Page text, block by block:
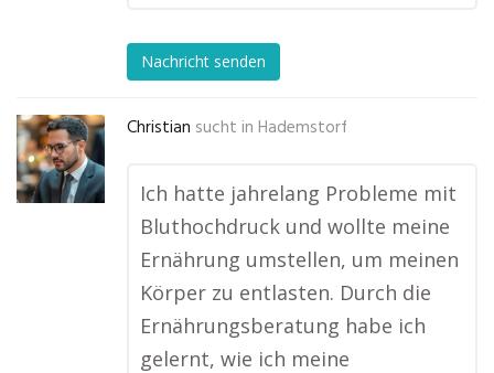
Nachricht senden
Christian sucht in Hademstorf
Ich hatte jahrelang Probleme mit
Bluthochdruck und wollte meine
Ernährung umstellen, um meinen
Körper zu entlasten. Durch die
Ernährungsberatung habe ich
gelernt, wie ich meine